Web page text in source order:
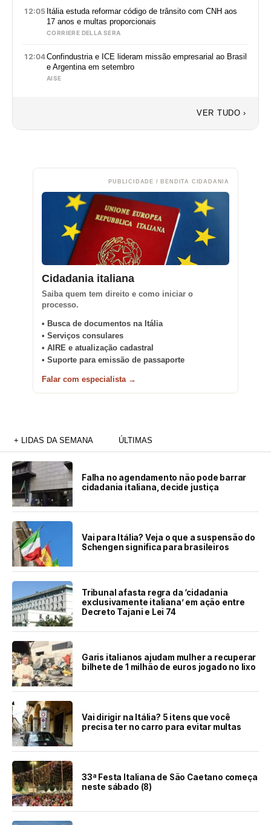
12:05 Itália estuda reformar código de trânsito com CNH aos
17 anos e multas proporcionais
CORRIERE DELLA SERA
12:04Confindustria e ICE lideram missão empresarial ao Brasil
e Argentina em setembro
AISE
VER TUDO ›
PUBLICIDADE / BENDITA CIDADANIA
Cidadania italiana
Saiba quem tem direito e como iniciar o
processo.
• Busca de documentos na Itália
• Serviços consulares
• AIRE e atualização cadastral
• Suporte para emissão de passaporte
Falar com especialista →
+ LIDAS DA SEMANA ÚLTIMAS
Falha no agendamento não pode barrar
cidadania italiana, decide justiça
Vai para Itália? Veja o que a suspensão do
Schengen significa para brasileiros
Tribunal afasta regra da ‘cidadania
exclusivamente italiana’ em ação entre
Decreto Tajani e Lei 74
Garis italianos ajudam mulher a recuperar
bilhete de 1 milhão de euros jogado no lixo
Vai dirigir na Itália? 5 itens que você
precisa ter no carro para evitar multas
33ª Festa Italiana de São Caetano começa
neste sábado (8)